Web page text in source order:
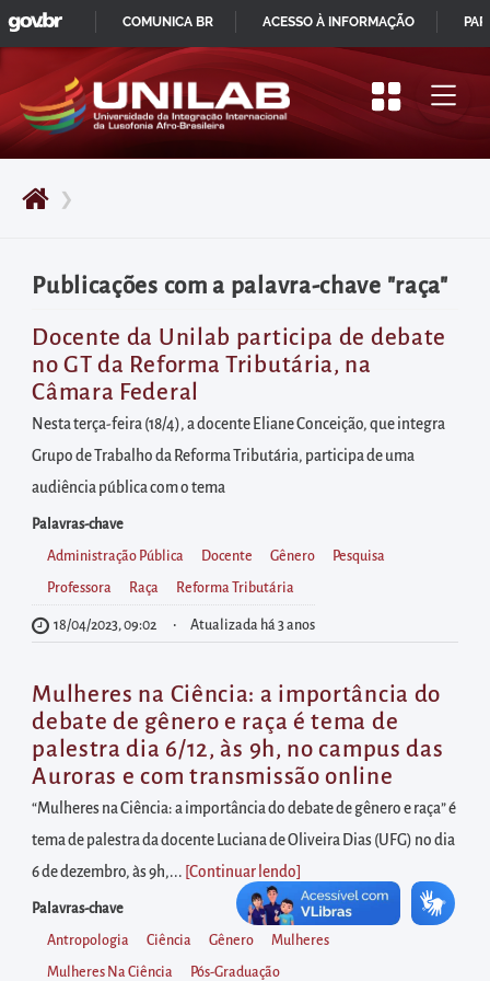
Pular
para
início
do
principal
Acessar
diretamente
o
menu
principal
Acessar
diretamente
à
área
para
realizar
buscas
internas
Acessar
diretamente
as
informações
postas
no
rodapé
❯
Publicações com a palavra-chave "raça"
Docente da Unilab participa de debate
no GT da Reforma Tributária, na
Câmara Federal
Nesta terça-feira (18/4), a docente Eliane Conceição, que integra
Grupo de Trabalho da Reforma Tributária, participa de uma
audiência pública com o tema
Palavras-chave
Administração Pública Docente Gênero Pesquisa
Professora Raça Reforma Tributária
18/04/2023, 09:02 Atualizada há 3 anos
Mulheres na Ciência: a importância do
debate de gênero e raça é tema de
palestra dia 6/12, às 9h, no campus das
Auroras e com transmissão online
“Mulheres na Ciência: a importância do debate de gênero e raça” é
tema de palestra da docente Luciana de Oliveira Dias (UFG) no dia
6 de dezembro, às 9h,... [Continuar lendo
Palavras-chave
Antropologia Ciência Gênero Mulheres
Mulheres Na Ciência Pós-Graduação
IR
PARA
CONTEÚDO
GOVBR
COMUNICA BR ACESSO À INFORMAÇÃO